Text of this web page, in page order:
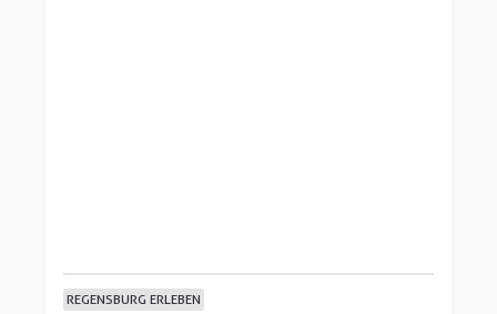
REGENSBURG ERLEBEN